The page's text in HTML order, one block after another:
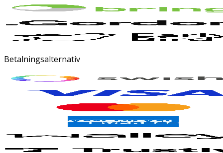
Betalningsalternativ